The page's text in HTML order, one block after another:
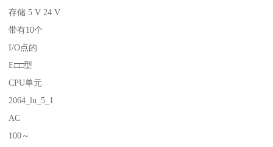
存储 5 V 24 V
带有10个
I/O点的
E□□型
CPU单元
2064_lu_5_1
AC
100～